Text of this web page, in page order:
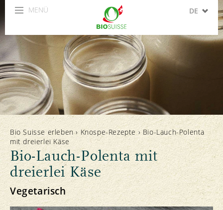
MENÜ DE
ES
Bio Suisse erleben› Knospe-Rezepte› Bio-Lauch-Polenta
mit dreierlei Käse
Bio-Lauch-Polenta mit
dreierlei Käse
Vegetarisch